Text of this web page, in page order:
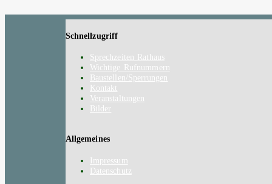
Schnellzugriff
Sprechzeiten Rathaus
Wichtige Rufnummern
Baustellen/Sperrungen
Kontakt
Veranstaltungen
Bilder
Allgemeines
Impressum
Datenschutz